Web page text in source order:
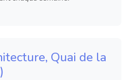
Quai de la